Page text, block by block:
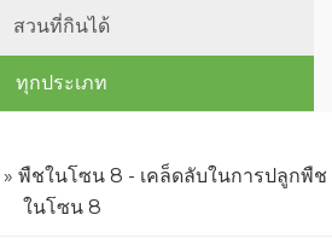
สวนที่กินได้
ทุกประเภท
» พืชในโซน 8 - เคล็ดลับในการปลูกพืช
ในโซน 8